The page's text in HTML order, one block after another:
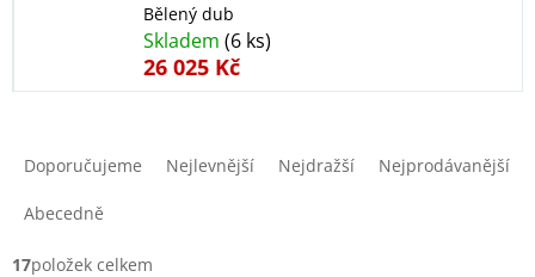
Bělený dub
Skladem (6 ks)
26 025 Kč
í
Doporučujeme Nejlevnější Nejdražší Nejprodávanější
Abecedně
17položek celkem